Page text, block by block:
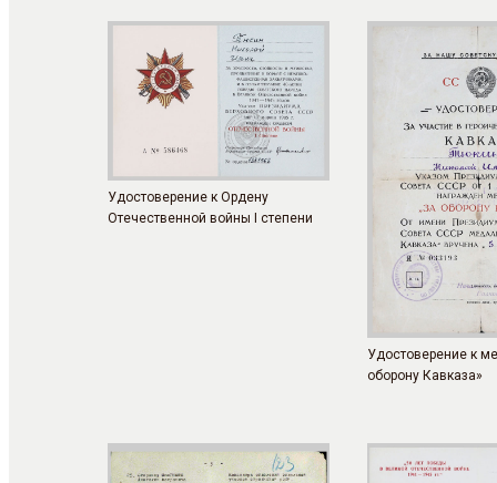
Удостоверение к Ордену
Отечественной войны I степени
Удостоверение к
оборону Кавказа»